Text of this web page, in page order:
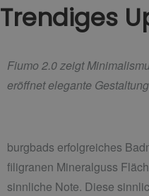
Trendiges
Fiumo 2.0 zeigt
eröffnet elegante
burgbads erfolgreiches
filigranen Mineralguss
sinnliche Note. Diese